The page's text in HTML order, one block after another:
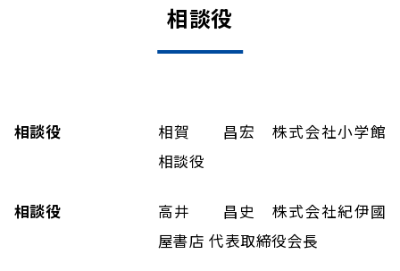
相談役
相談役
相賀 昌宏 株式会社小学館
相談役
相談役
高井 昌史 株式会社紀伊國
屋書店 代表取締役会長